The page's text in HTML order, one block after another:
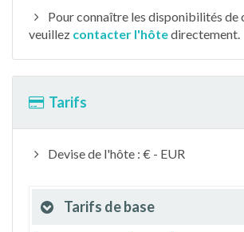
Pour connaître les disponibilités de
veuillez contacter l'hôtedirectement.
Tarifs
Devise de l'hôte : € - EUR
Tarifs de base